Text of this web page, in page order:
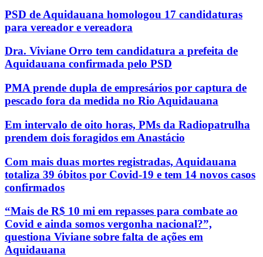
PSD de Aquidauana homologou 17 candidaturas
para vereador e vereadora
Dra. Viviane Orro tem candidatura a prefeita de
Aquidauana confirmada pelo PSD
PMA prende dupla de empresários por captura de
pescado fora da medida no Rio Aquidauana
Em intervalo de oito horas, PMs da Radiopatrulha
prendem dois foragidos em Anastácio
Com mais duas mortes registradas, Aquidauana
totaliza 39 óbitos por Covid-19 e tem 14 novos casos
confirmados
“Mais de R$ 10 mi em repasses para combate ao
Covid e ainda somos vergonha nacional?”,
questiona Viviane sobre falta de ações em
Aquidauana